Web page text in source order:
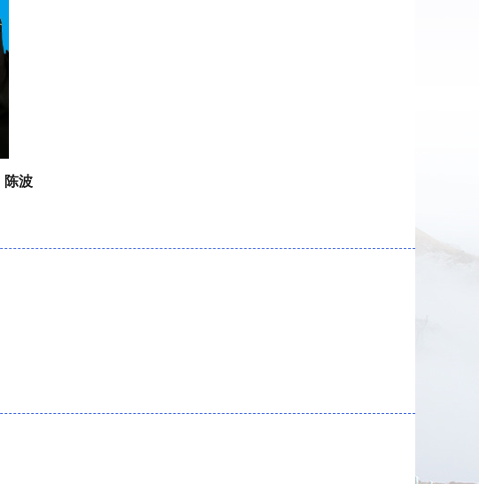
陈波